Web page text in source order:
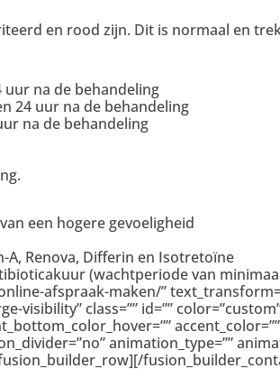
en rood zijn. Dit is normaal en
uur na de behandeling
24 uur na de behandeling
na de behandeling
een hogere gevoeligheid
A, Renova, Differin en Isotretoïne
(wachtperiode van
afspraak-maken/”
visibility” class=”” id=””
animation_type=””